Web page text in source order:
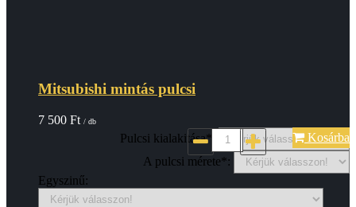
Mitsubishi mintás pulcsi
7 500 Ft / db
Pulcsi kialakitása*:
A pulcsi mérete*:
Egyszinű:
Kosárba